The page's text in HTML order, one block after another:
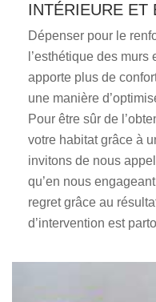
INTÉRIEURE ET
Dépenser pour le
l’esthétique des
apporte plus de
une manière
Pour être sûr de
votre habitat grâce à
invitons de nous
qu’en nous
regret grâce au
d’intervention est